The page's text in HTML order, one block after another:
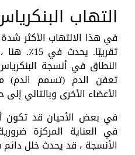
التهاب
في هذا الالتهاب الأكثر
تقريبًا.
النطاق في أنسجة
تعفن الدم (تسمم الدم)
الأعضاء الأخرى وبالتالي
في بعض الأحيان قد تكون
في العناية المركزة
الأنسجة ، قد يحدث خلل